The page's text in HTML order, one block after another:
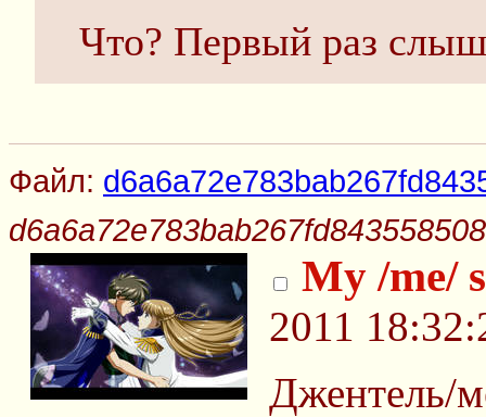
Что? Первый раз
Файл:
My /me/
2011
Джентель/